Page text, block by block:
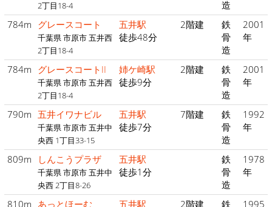
2丁目18-4
造
784m グレースコート
千葉県 市原市 五井西
2丁目18-4
五井駅
徒歩48分
2階建
鉄
骨
造
2001
年
784m グレースコートII
千葉県 市原市 五井西
2丁目18-4
姉ケ崎駅
徒歩9分
2階建
鉄
骨
造
2001
年
790m 五井イワナビル
千葉県 市原市 五井中
央西 1丁目33-15
五井駅
徒歩7分
7階建
鉄
骨
造
1992
年
809m しんこうプラザ
千葉県 市原市 五井中
央西 2丁目8-26
五井駅
徒歩1分
鉄
骨
造
1978
年
810m あっとほーむ
五井駅
2階建
鉄
1995